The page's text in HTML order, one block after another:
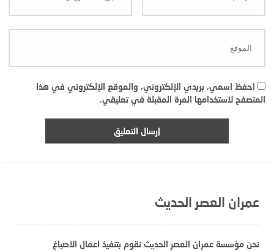
احفظ اسمي، بريدي الإلكتروني، والموقع الإلكتروني في هذا
المتصفح لاستخدامها المرة المقبلة في تعليقي.
عمران العصر الحديث
نحن مؤسسة عمران العصر الحديث نقوم بتنفيذ اعمال الاصباغ